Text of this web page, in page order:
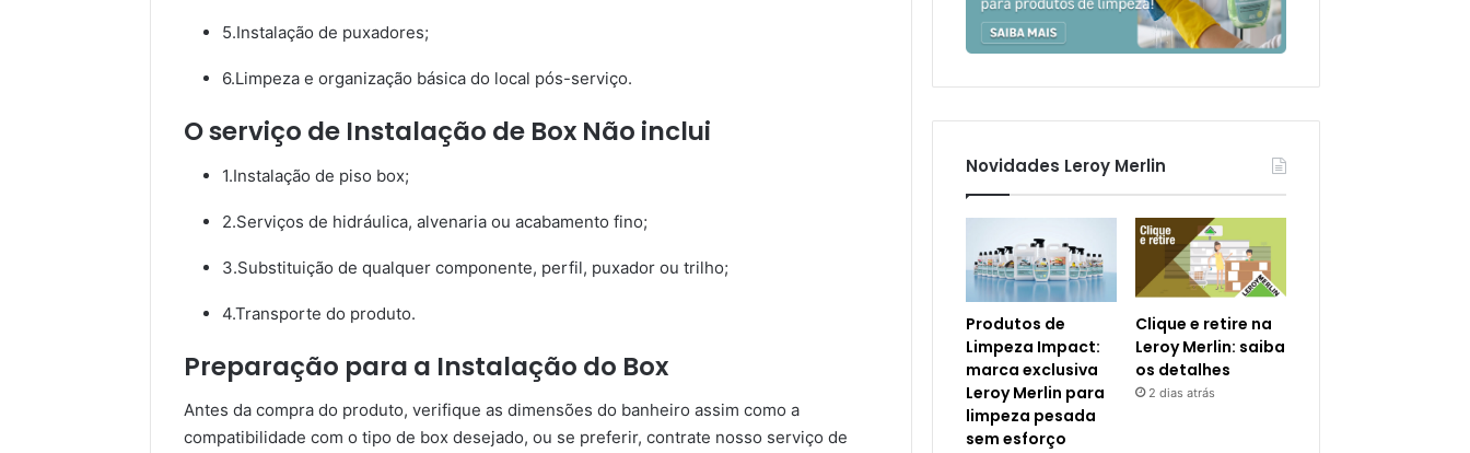
5.Instalação de puxadores;
6.Limpeza e organização básica do local pós-serviço.
O serviço de Instalação de Box Não inclui
1.Instalação de piso box;
2.Serviços de hidráulica, alvenaria ou acabamento fino;
3.Substituição de qualquer componente, perfil, puxador ou trilho;
4.Transporte do produto.
Preparação para a Instalação do Box
Antes da compra do produto, verifique as dimensões do banheiro assim como a
compatibilidade com o tipo de box desejado, ou se preferir, contrate nosso serviço de
Novidades Leroy Merlin
Produtos de
Limpeza Impact:
marca exclusiva
Leroy Merlin para
limpeza pesada
sem esforço
Clique e retire na
Leroy Merlin: saiba
os detalhes
2 dias atrás